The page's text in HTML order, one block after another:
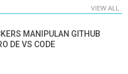
VIEW ALL
MANIPULAN GITHUB
DE VS CODE